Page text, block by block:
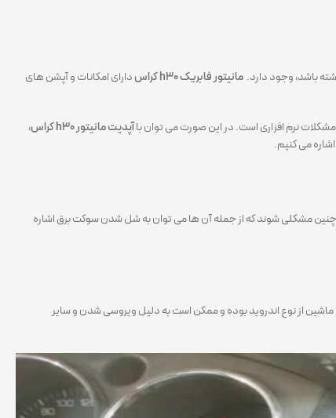
باشد، وجود دارد. مانیتور فابریک h30 کراس
دارای امکانات و آپشن های
آپدیت مانیتور h30 کراس
،
می کنیم.
مشکلی شوند که از جمله آن ها می توان به شل شدن سوکت برق اشاره
ماشین از نوع اندروید بوده و ممکن است به دلیل ویروسی شدن و سایر